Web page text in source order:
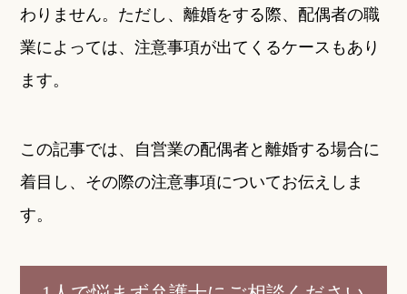
わりません。ただし、離婚をする際、配偶者の職
業によっては、注意事項が出てくるケースもあり
ます。
この記事では、自営業の配偶者と離婚する場合に
着目し、その際の注意事項についてお伝えしま
す。